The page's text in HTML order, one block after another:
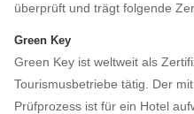
überprüft und trägt folgende
Green Key
Green Key ist weltweit als
Tourismusbetriebe tätig. Der
Prüfprozess ist für ein Hotel